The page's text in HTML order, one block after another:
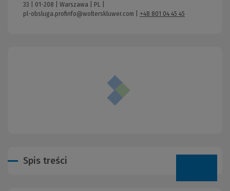
33 | 01-208 | Warszawa | PL |
pl-obsluga.profinfo@wolterskluwer.com
+48 801 04 45 45
Spis treści